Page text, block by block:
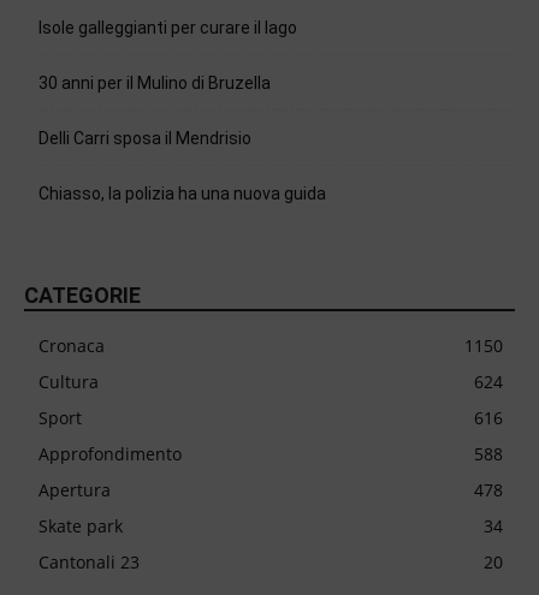
Isole galleggianti per curare il lago
30 anni per il Mulino di Bruzella
Delli Carri sposa il Mendrisio
Chiasso, la polizia ha una nuova guida
CATEGORIE
Cronaca
1150
Cultura
624
Sport
616
Approfondimento
588
Apertura
478
Skate park
34
Cantonali 23
20